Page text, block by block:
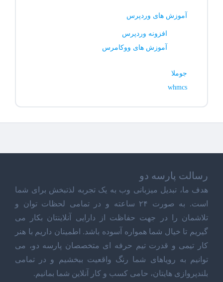
آموزش های وردپرس
افزونه وردپرس
آموزش های ووکامرس
جوملا
whmcs
رسالت پارسه دو
هدف ما، تبدیل میزبانی وب به یک تجربه لذتبخش برای شما
است. به صورت ۲۴ ساعته و در تمامی لحظات توان و
تلاشمان را در جهت حفاظت از دارایی آنلاینتان بکار می
گیریم تا خیال شما همواره آسوده باشد. اطمینان داریم با هنر
کار تیمی و قدرت تیم حرفه ای متخصصان پارسه دو، می
توانیم به رویاهای شما رنگ واقعیت ببخشیم و در تمامی
بلندپروازی هایتان، حامی کسب و کار آنلاین شما بمانیم.